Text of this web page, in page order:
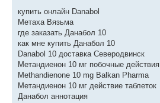
купить онлайн Danabol
Метаха Вязьма
где заказать Данабол 10
как мне купить Данабол 10
Danabol 10 доставка Северодвинск
Метандиенон 10 мг побочные действия
Methandienone 10 mg Balkan Pharma
Метандиенон 10 мг действие таблеток
Данабол аннотация